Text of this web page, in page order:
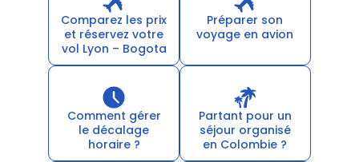
Comparez les prix
et réservez votre
vol Lyon – Bogota
Préparer son
voyage en avion
Comment gérer
le décalage
horaire ?
Partant pour un
séjour organisé
en Colombie ?